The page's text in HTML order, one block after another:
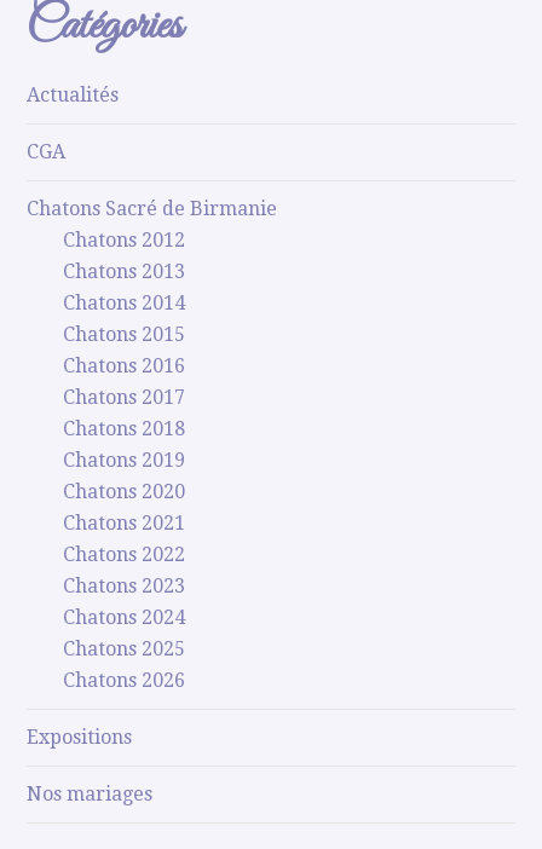
Catégories
Actualités
CGA
Chatons Sacré de Birmanie
Chatons 2012
Chatons 2013
Chatons 2014
Chatons 2015
Chatons 2016
Chatons 2017
Chatons 2018
Chatons 2019
Chatons 2020
Chatons 2021
Chatons 2022
Chatons 2023
Chatons 2024
Chatons 2025
Chatons 2026
Expositions
Nos mariages